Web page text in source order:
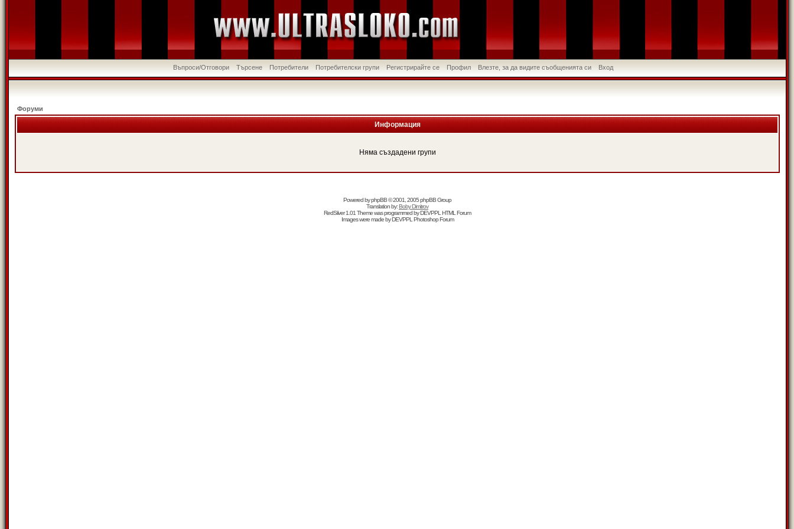
Въпроси/Отговори Търсене Потребители Потребителски групи Регистрирайте се Профил Влезте, за да видите съобщенията си Вход
Форуми
Информация
Няма създадени групи
Powered byphpBB© 2001, 2005 phpBB Group
Translation by:Boby Dimitrov
RedSilver 1.01 Theme was programmed byDEVPPL HTML Forum
Images were made byDEVPPL Photoshop Forum